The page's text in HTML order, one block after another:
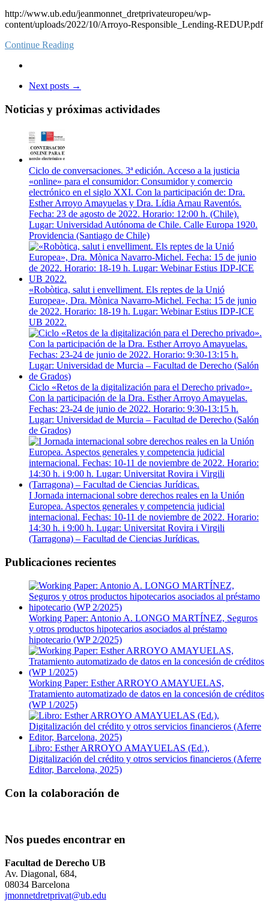
http://www.ub.edu/jeanmonnet_dretprivateuropeu/wp-
content/uploads/2022/10/Arroyo-Responsible_Lending-REDUP.pdf
Continue Reading
Next posts →
Noticias y próximas actividades
Ciclo de conversaciones. 3ª edición. Acceso a la justicia
«online» para el consumidor: Consumidor y comercio
electrónico en el siglo XXI. Con la participación de: Dra.
Esther Arroyo Amayuelas y Dra. Lídia Arnau Raventós.
Fecha: 23 de agosto de 2022. Horario: 12:00 h. (Chile).
Lugar: Universidad Autónoma de Chile. Calle Europa 1920.
Providencia (Santiago de Chile)
«Robòtica, salut i envelliment. Els reptes de la Unió
Europea», Dra. Mònica Navarro-Michel. Fecha: 15 de junio
de 2022. Horario: 18-19 h. Lugar: Webinar Estius IDP-ICE
UB 2022.
Ciclo «Retos de la digitalización para el Derecho privado».
Con la participación de la Dra. Esther Arroyo Amayuelas.
Fechas: 23-24 de junio de 2022. Horario: 9:30-13:15 h.
Lugar: Universidad de Murcia – Facultad de Derecho (Salón
de Grados)
I Jornada internacional sobre derechos reales en la Unión
Europea. Aspectos generales y competencia judicial
internacional. Fechas: 10-11 de noviembre de 2022. Horario:
14:30 h. i 9:00 h. Lugar: Universitat Rovira i Virgili
(Tarragona) – Facultad de Ciencias Jurídicas.
Publicaciones recientes
Working Paper: Antonio A. LONGO MARTÍNEZ, Seguros
y otros productos hipotecarios asociados al préstamo
hipotecario (WP 2/2025)
Working Paper: Esther ARROYO AMAYUELAS,
Tratamiento automatizado de datos en la concesión de créditos
(WP 1/2025)
Libro: Esther ARROYO AMAYUELAS (Ed.),
Digitalización del crédito y otros servicios financieros (Aferre
Editor, Barcelona, 2025)
Con la colaboración de
Nos puedes encontrar en
Facultad de Derecho UB
Av. Diagonal, 684,
08034 Barcelona
jmonnetdretprivat@ub.edu